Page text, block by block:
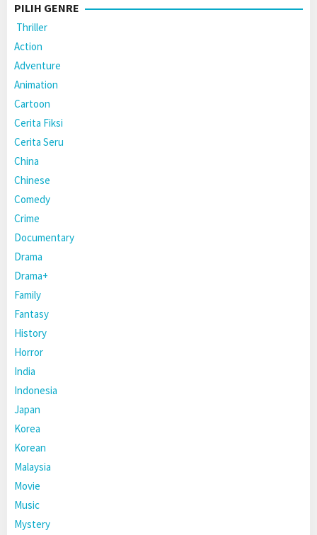
PILIH GENRE
Thriller
Action
Adventure
Animation
Cartoon
Cerita Fiksi
Cerita Seru
China
Chinese
Comedy
Crime
Documentary
Drama
Drama+
Family
Fantasy
History
Horror
India
Indonesia
Japan
Korea
Korean
Malaysia
Movie
Music
Mystery